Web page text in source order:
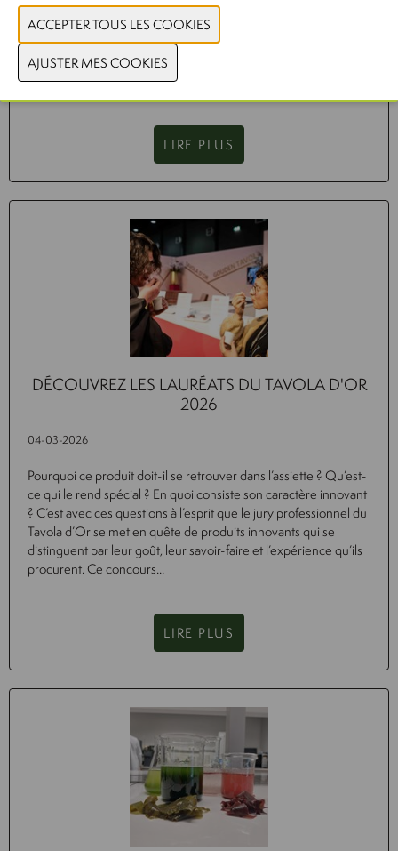
Xavier Gellynck, professeur d’économie agricole et d’agro-
marketing à l'université de Gand, donne un aperçu des
développements futurs dans l’industrie alimentaire et identifie
les principaux défis auxquels le secteur est confronté.
LIRE PLUS
DÉCOUVREZ LES LAURÉATS DU TAVOLA D'OR
2026
04-03-2026
Pourquoi ce produit doit-il se retrouver dans l’assiette ? Qu’est-
ce qui le rend spécial ? En quoi consiste son caractère innovant
? C’est avec ces questions à l’esprit que le jury professionnel du
Tavola d’Or se met en quête de produits innovants qui se
distinguent par leur goût, leur savoir-faire et l’expérience qu’ils
procurent. Ce concours...
LIRE PLUS